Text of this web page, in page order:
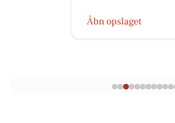
Åbn opslaget